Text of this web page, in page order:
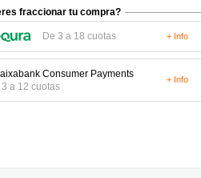
fraccionar tu compra?
De 3 a 18 cuotas + Info
3 a 12 cuotas
+ Info